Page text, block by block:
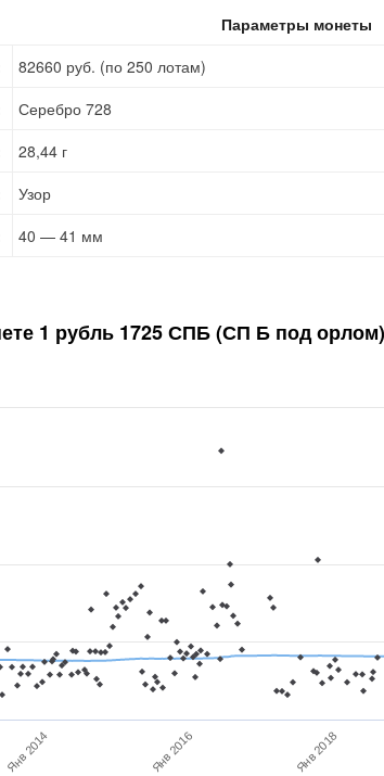
Параметры монеты
82660 руб. (по 250 лотам)
Серебро 728
28,44 г
Узор
40 — 41 мм
1 рубль 1725 СПБ (СП Б под
Янв 2014 Янв 2016 Янв 2018